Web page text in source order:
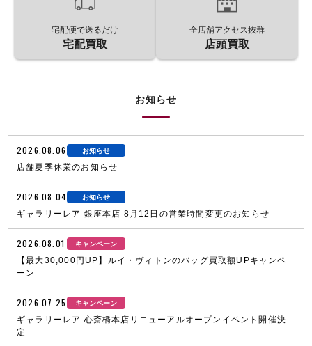
宅配便で送るだけ
宅配買取
全店舗アクセス抜群
店頭買取
お知らせ
2026.08.06 お知らせ
店舗夏季休業のお知らせ
2026.08.04 お知らせ
ギャラリーレア 銀座本店 8月12日の営業時間変更のお知らせ
2026.08.01 キャンペーン
【最大30,000円UP】ルイ・ヴィトンのバッグ買取額UPキャンペ
ーン
2026.07.25 キャンペーン
ギャラリーレア 心斎橋本店リニューアルオープンイベント開催決
定